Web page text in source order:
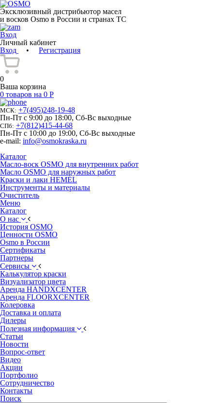
Эксклюзивный дистрибьютор масел
и восков Osmo в России и странах ТС
Вход
Личный кабинет
Вход
• Регистрация
0
Ваша корзина
0 товаров на 0 Р
МСК: +7(495)248-19-48
Пн-Пт с 9:00 до 18:00, Сб-Вс выходные
СПб: +7(812)415-44-68
Пн-Пт с 10:00 до 19:00, Сб-Вс выходные
e-mail: info@osmokraska.ru
Каталог
Масло-воск OSMO для внутренних работ
Масло OSMO для наружных работ
Краски и лаки HEMEL
Инструменты и материалы
Очиститель
Меню
Каталог
О нас
История OSMO
Ценности OSMO
Osmo в России
Сертификаты
Партнеры
Сервисы
Калькулятор краски
Визуализатор цвета
Аренда HANDXCENTER
Аренда FLOORXCENTER
Колеровка
Доставка и оплата
Дилеры
Полезная информация
Статьи
Новости
Вопрос-ответ
Видео
Акции
Портфолио
Сотрудничество
Контакты
Поиск